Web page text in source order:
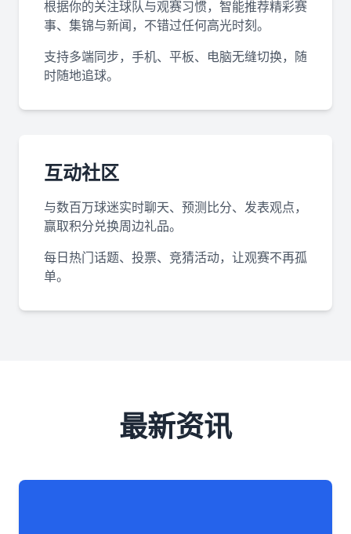
根据你的关注球队与观赛习惯，智能推荐精彩赛
事、集锦与新闻，不错过任何高光时刻。
支持多端同步，手机、平板、电脑无缝切换，随
时随地追球。
互动社区
与数百万球迷实时聊天、预测比分、发表观点，
赢取积分兑换周边礼品。
每日热门话题、投票、竞猜活动，让观赛不再孤
单。
最新资讯